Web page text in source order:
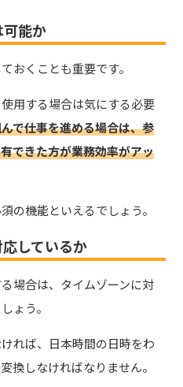
可能か
おくことも重要です。
用する場合は気にする必要
で仕事を進める場合は、参
できた方が業務効率がアッ
の機能といえるでしょう。
応しているか
場合は、タイムゾーンに対
ょう。
れば、日本時間の日時をわ
換しなければなりません。